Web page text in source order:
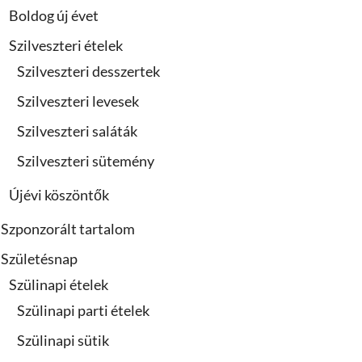
Boldog új évet
Szilveszteri ételek
Szilveszteri desszertek
Szilveszteri levesek
Szilveszteri saláták
Szilveszteri sütemény
Újévi köszöntők
Szponzorált tartalom
Születésnap
Szülinapi ételek
Szülinapi parti ételek
Szülinapi sütik